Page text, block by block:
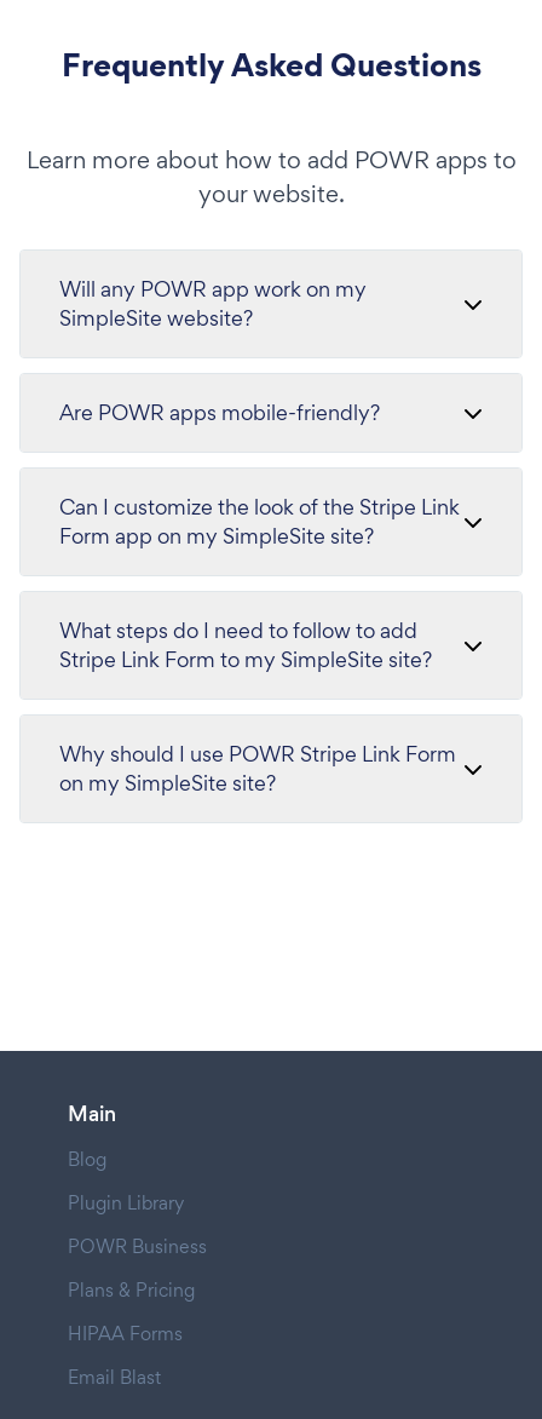
Frequently Asked Questions
Learn more about how to add POWR apps to
your website.
Will any POWR app work on my
SimpleSite website?
Are POWR apps mobile-friendly?
Can I customize the look of the Stripe Link
Form app on my SimpleSite site?
What steps do I need to follow to add
Stripe Link Form to my SimpleSite site?
Why should I use POWR Stripe Link Form
on my SimpleSite site?
Main
Blog
Plugin Library
POWR Business
Plans & Pricing
HIPAA Forms
Email Blast